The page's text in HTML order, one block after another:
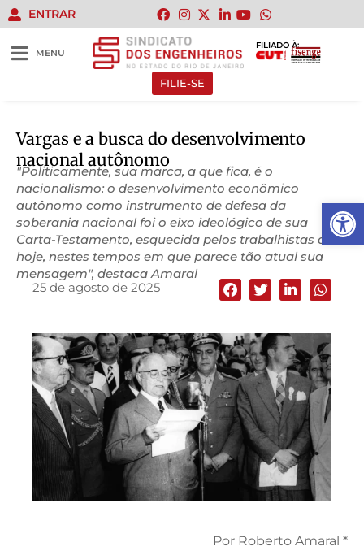
Abrir
ENTRAR
MENU
FILIADO À:
FILIE-SE
Vargas e a busca do desenvolvimento
nacional autônomo
"Politicamente, sua marca, a que fica, é o
nacionalismo: o desenvolvimento econômico
autônomo como instrumento de defesa da
soberania nacional foi o eixo ideológico de sua
Carta-Testamento, esquecida pelos trabalhistas de
hoje, nestes tempos em que parece tão atual sua
mensagem", destaca Amaral
25 de agosto de 2025
Por Roberto Amaral *